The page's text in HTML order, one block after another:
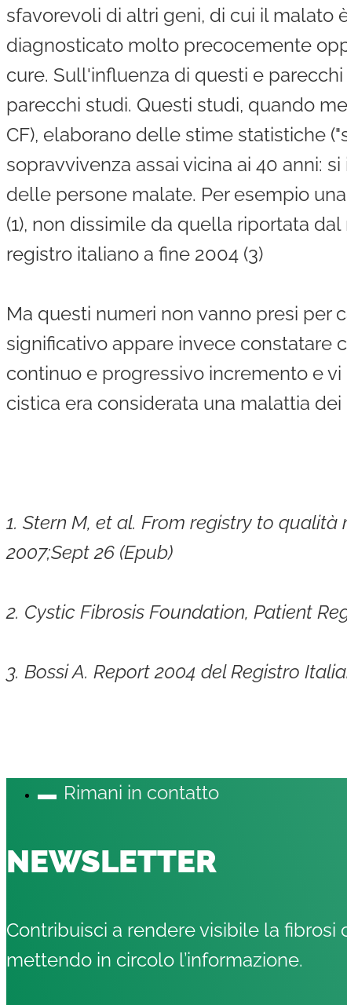
sfavorevoli di altri geni, di cui il malato
diagnosticato molto precocemente
cure. Sull'influenza di questi e
parecchi studi. Questi studi, quando
CF), elaborano delle stime statistiche
sopravvivenza assai vicina ai 40 anni:
delle persone malate. Per esempio
(1), non dissimile da quella riportata
registro italiano a fine 2004 (3)
Ma questi numeri non vanno presi per
significativo appare invece constatare
continuo e progressivo incremento e
cistica era considerata una malattia
1. Stern M, et al. From registry to
2007;Sept 26 (Epub)
2. Cystic Fibrosis Foundation, Patient
3. Bossi A. Report 2004 del Registro
Rimani in contatto
NEWSLETTER
Contribuisci a rendere visibile la fibrosi
mettendo in circolo l’informazione.